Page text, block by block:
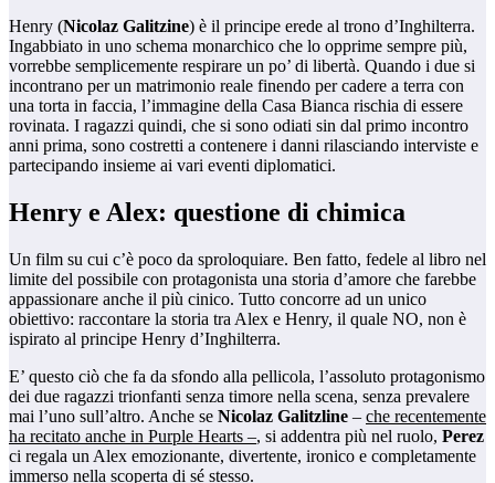
Henry (Nicolaz Galitzine) è il principe erede al trono d’Inghilterra.
Ingabbiato in uno schema monarchico che lo opprime sempre più,
vorrebbe semplicemente respirare un po’ di libertà. Quando i due si
incontrano per un matrimonio reale finendo per cadere a terra con
una torta in faccia, l’immagine della Casa Bianca rischia di essere
rovinata. I ragazzi quindi, che si sono odiati sin dal primo incontro
anni prima, sono costretti a contenere i danni rilasciando interviste e
partecipando insieme ai vari eventi diplomatici.
Henry e Alex: questione di chimica
Un film su cui c’è poco da sproloquiare. Ben fatto, fedele al libro nel
limite del possibile con protagonista una storia d’amore che farebbe
appassionare anche il più cinico. Tutto concorre ad un unico
obiettivo: raccontare la storia tra Alex e Henry, il quale NO, non è
ispirato al principe Henry d’Inghilterra.
E’ questo ciò che fa da sfondo alla pellicola, l’assoluto protagonismo
dei due ragazzi trionfanti senza timore nella scena, senza prevalere
mai l’uno sull’altro. Anche se Nicolaz Galitzline – che recentemente
ha recitato anche in Purple Hearts –, si addentra più nel ruolo, Perez
ci regala un Alex emozionante, divertente, ironico e completamente
immerso nella scoperta di sé stesso.